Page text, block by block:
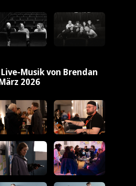
Musik von Brendan
2026